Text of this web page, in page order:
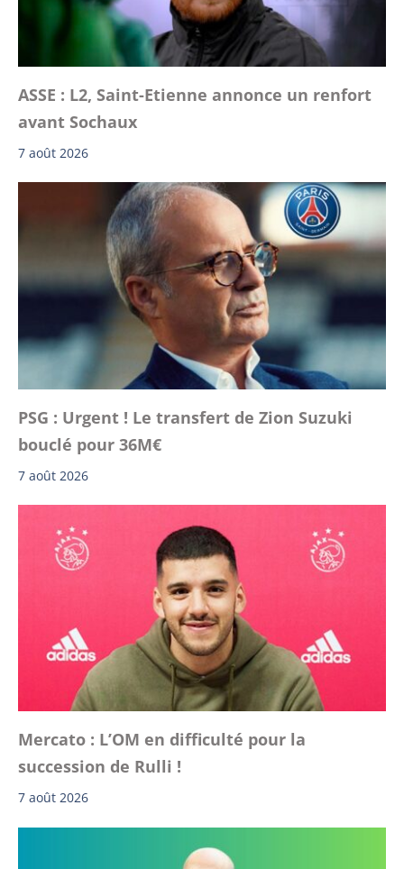
ASSE : L2, Saint-Etienne annonce un renfort
avant Sochaux
7 août 2026
PSG : Urgent ! Le transfert de Zion Suzuki
bouclé pour 36M€
7 août 2026
Mercato : L’OM en difficulté pour la
succession de Rulli !
7 août 2026